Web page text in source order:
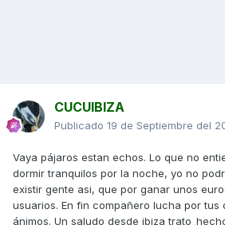
CUCUIBIZA
Publicado 19 de Septiembre del
Vaya pájaros estan echos. Lo que no
dormir tranquilos por la noche, yo no
existir gente asi, que por ganar unos
usuarios. En fin compañero lucha por tus
ánimos. Un saludo desde ibiza